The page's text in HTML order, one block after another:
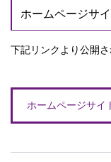
ホームページサ
下記リンクより公開
ホームページサイ